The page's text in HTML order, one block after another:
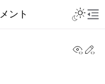
ント